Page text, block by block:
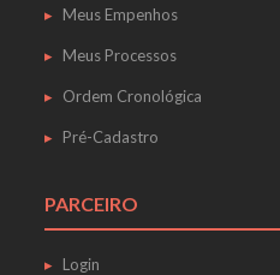
Meus Empenhos
Meus Processos
Ordem Cronológica
Pré-Cadastro
PARCEIRO
Login